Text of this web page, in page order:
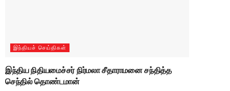
இந்தியச் செய்திகள்
இந்திய நிதியமைச்சர் நிர்மலா சீதாராமனை சந்தித்த
செந்தில் தொண்டமான்